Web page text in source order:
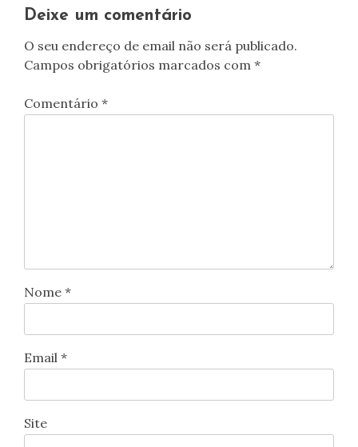
Deixe um comentário
O seu endereço de email não será publicado.
Campos obrigatórios marcados com *
Comentário *
Nome *
Email *
Site